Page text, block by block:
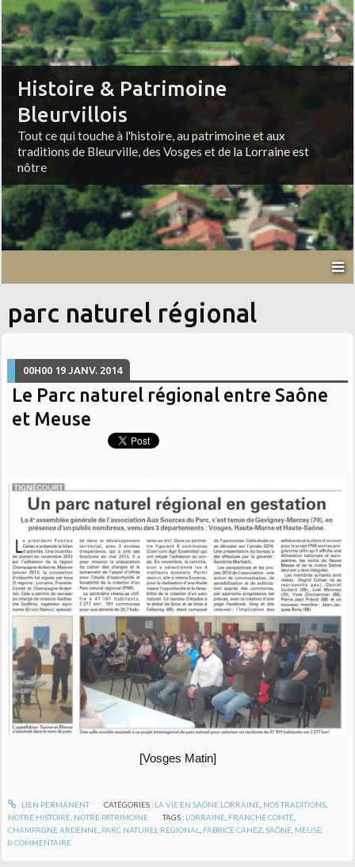
Histoire & Patrimoine
Bleurvillois
Tout ce qui touche à l'histoire, au patrimoine et aux
traditions de Bleurville, des Vosges et de la Lorraine est
nôtre
parc naturel régional
00H00 19 JANV. 2014
Le Parc naturel régional entre Saône
et Meuse
[Vosges Matin]
LIEN PERMANENT CATÉGORIES : LA VIE EN SAÔNE LORRAINE, NOS TRADITIONS,
NOTRE HISTOIRE NOTRE PATRIMOINE TAGS : LORRAINE FRANCHE COMTÉ
CHAMPAGNE ARDENNE PARC NATUREL RÉGIONAL FABRICE CAHEZ ,SAÔNE MEUSE
0 COMMENTAIRE